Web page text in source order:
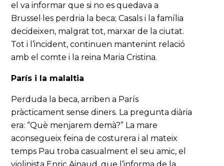
el va informar que si no es quedava a
Brussel·les perdria la beca; Casals i la família
decideixen, malgrat tot, marxar de la ciutat.
Tot i l’incident, continuen mantenint relació
amb el comte i la reina Maria Cristina.
París i la malaltia
Perduda la beca, arriben a París
pràcticament sense diners. La pregunta diària
era: “Què menjarem demà?” La mare
aconsegueix feina de costurera i al mateix
temps Pau troba casualment el seu amic, el